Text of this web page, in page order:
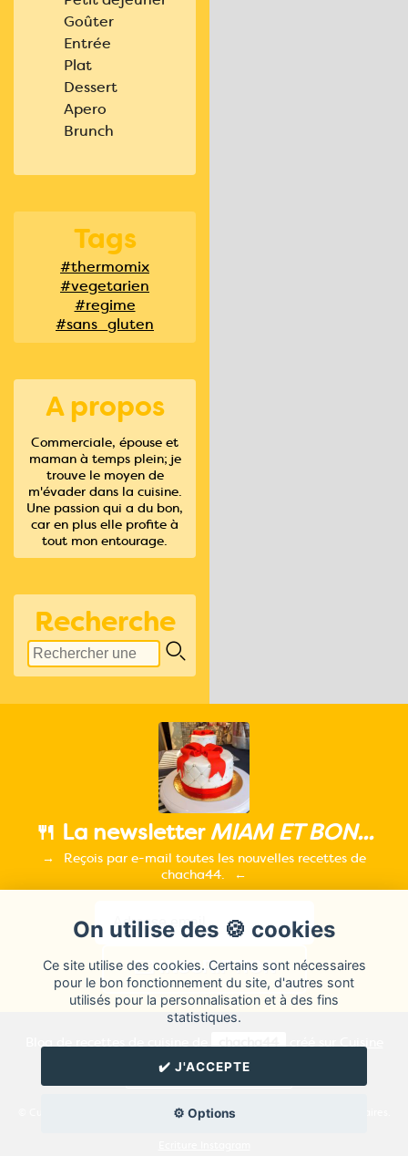
Goûter
Entrée
Plat
Dessert
Apero
Brunch
Tags
#thermomix
#vegetarien
#regime
#sans_gluten
A propos
Commerciale, épouse et
maman à temps plein; je
trouve le moyen de
m'évader dans la cuisine.
Une passion qui a du bon,
car en plus elle profite à
tout mon entourage.
Recherche
On utilise des 🍪 cookies
Ce site utilise des cookies. Certains sont nécessaires
pour le bon fonctionnement du site, d'autres sont
utilisés pour la personnalisation et à des fins
statistiques.
✔️ J'ACCEPTE
⚙️ Options
🍴 La newsletterMIAM ET BON...
Reçois par e-mail toutes les nouvelles recettes de
chacha44.
✉️ Contacter chacha44
© Cuisine.land : La plateforme de blog spécialisée dans les blogs culinaires.
Créer un blog de cuisine